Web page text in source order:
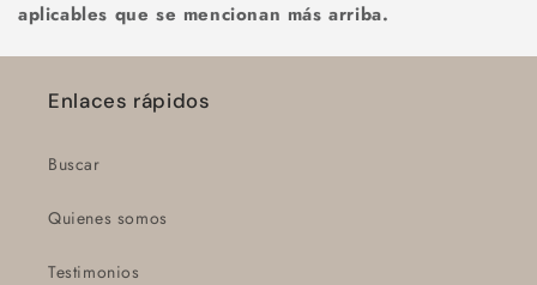
aplicables que se mencionan más arriba.
Enlaces rápidos
Buscar
Quienes somos
Testimonios